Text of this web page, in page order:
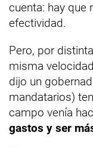
cuenta: hay que
efectividad.
Pero, por
misma
dijo un
mandatarios)
campo venía
gastos y ser